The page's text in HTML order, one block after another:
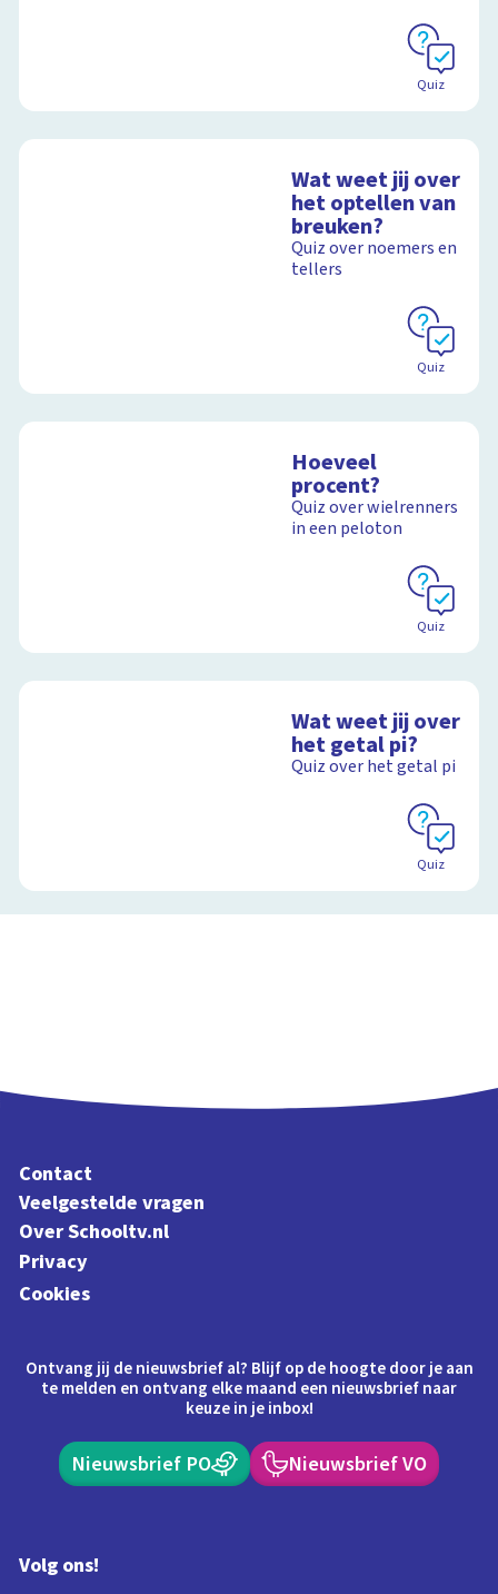
Quiz
Wat weet jij over
het optellen van
breuken?
Quiz over noemers en
tellers
Quiz
Hoeveel
procent?
Quiz over wielrenners
in een peloton
Quiz
Wat weet jij over
het getal pi?
Quiz over het getal pi
Quiz
Contact
Veelgestelde vragen
Over Schooltv.nl
Privacy
Cookies
Ontvang jij de nieuwsbrief al? Blijf op de hoogte door je aan
te melden en ontvang elke maand een nieuwsbrief naar
keuze in je inbox!
Nieuwsbrief PO Nieuwsbrief VO
Volg ons!